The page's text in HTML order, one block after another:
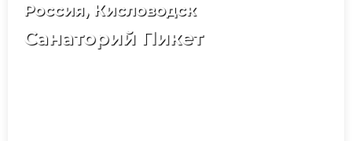
Россия, Кисловодск
Санаторий Пикет